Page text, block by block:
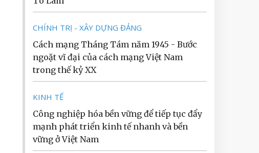
CHÍNH TRỊ - XÂY DỰNG ĐẢNG
Cách mạng Tháng Tám năm 1945 - Bước
ngoặt vĩ đại của cách mạng Việt Nam
trong thế kỷ XX
KINH TẾ
Công nghiệp hóa bền vững để tiếp tục đẩy
mạnh phát triển kinh tế nhanh và bền
vững ở Việt Nam